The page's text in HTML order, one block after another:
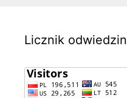
Licznik odwiedzin